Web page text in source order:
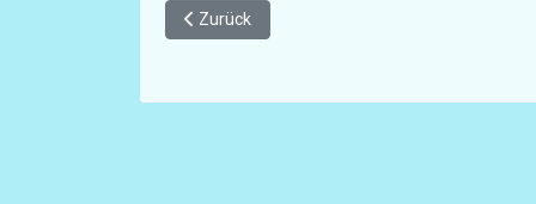
Vorheriger Beitrag: ELTERNBILDUNG TIROL -
Zurück